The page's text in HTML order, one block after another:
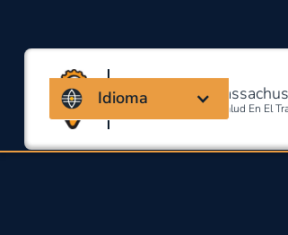
Coalición de
Para La Seguridad Y Salud En El
Idioma